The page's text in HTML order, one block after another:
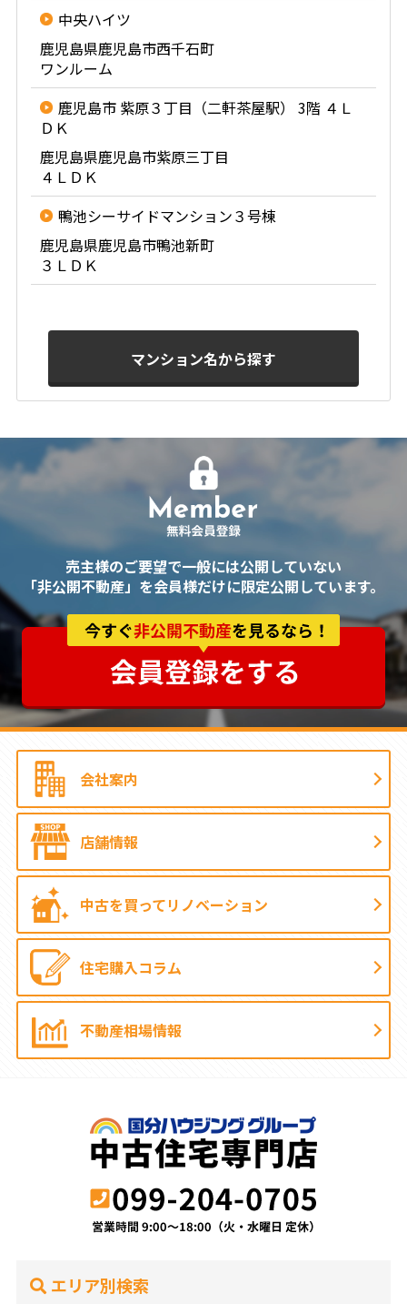
中央ハイツ
鹿児島県鹿児島市西千石町
ワンルーム
鹿児島市 紫原３丁目（二軒茶屋駅） 3階 ４Ｌ
ＤＫ
鹿児島県鹿児島市紫原三丁目
４ＬＤＫ
鴨池シーサイドマンション３号棟
鹿児島県鹿児島市鴨池新町
３ＬＤＫ
マンション名から探す
売主様のご要望で一般には公開していない
「非公開不動産」を会員様だけに限定公開しています。
会社案内
店舗情報
中古を買ってリノベーション
住宅購入コラム
不動産相場情報
エリア別検索